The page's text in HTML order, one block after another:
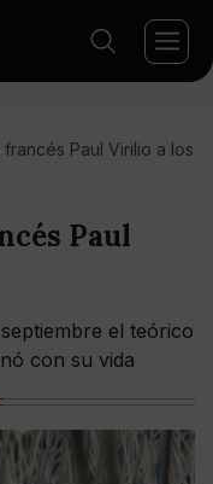
Paul Virilio a los
Paul
el teórico
con su vida